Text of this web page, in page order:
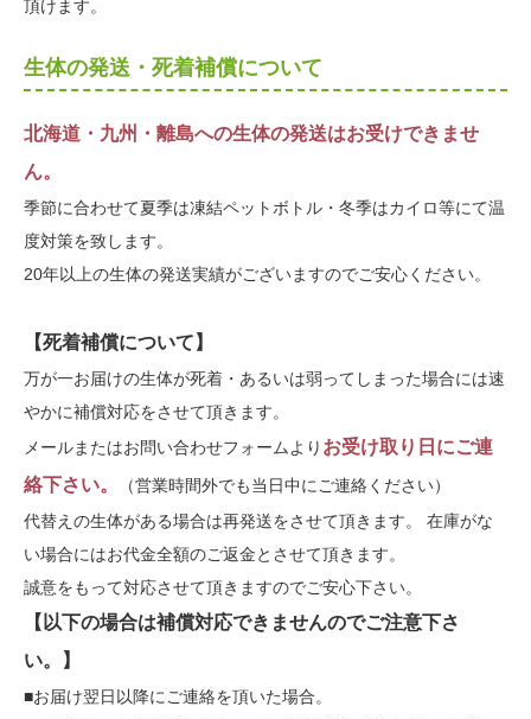
頂けます。
生体の発送・死着補償について
北海道・九州・離島への生体の発送はお受けできませ
ん。
季節に合わせて夏季は凍結ペットボトル・冬季はカイロ等にて温
度対策を致します。
20年以上の生体の発送実績がございますのでご安心ください。
【死着補償について】
万が一お届けの生体が死着・あるいは弱ってしまった場合には速
やかに補償対応をさせて頂きます。
メールまたはお問い合わせフォームより お受け取り日にご連
絡下さい。
（営業時間外でも当日中にご連絡ください）
代替えの生体がある場合は再発送をさせて頂きます。 在庫がな
い場合にはお代金全額のご返金とさせて頂きます。
誠意をもって対応させて頂きますのでご安心下さい。
【以下の場合は補償対応できませんのでご注意下さ
い。】
■お届け翌日以降にご連絡を頂いた場合。